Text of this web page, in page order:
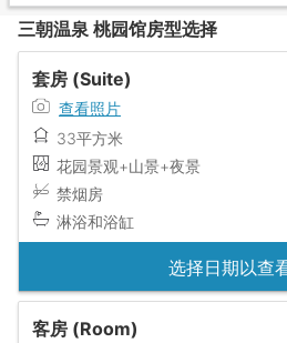
三朝温泉 桃园馆房型选择
套房 (Suite)
查看照片
33平方米
花园景观+山景+夜景
禁烟房
淋浴和浴缸
选择日期以查
客房 (Room)